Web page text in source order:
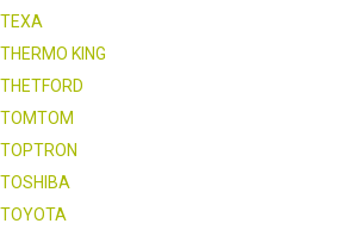
TEXA
THERMO KING
THETFORD
TOMTOM
TOPTRON
TOSHIBA
TOYOTA